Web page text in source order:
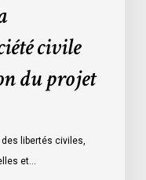
civile
du projet
libertés civiles,
et…